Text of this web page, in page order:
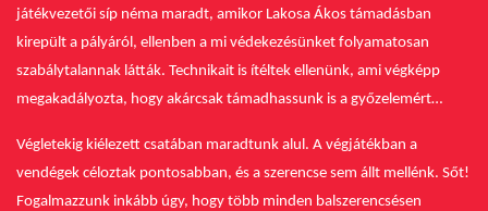
játékvezetői síp néma maradt, amikor Lakosa Ákos támadásban
kirepült a pályáról, ellenben a mi védekezésünket folyamatosan
szabálytalannak látták. Technikait is ítéltek ellenünk, ami végképp
megakadályozta, hogy akárcsak támadhassunk is a győzelemért…
Végletekig kiélezett csatában maradtunk alul. A végjátékban a
vendégek céloztak pontosabban, és a szerencse sem állt mellénk. Sőt!
Fogalmazzunk inkább úgy, hogy több minden balszerencsésen